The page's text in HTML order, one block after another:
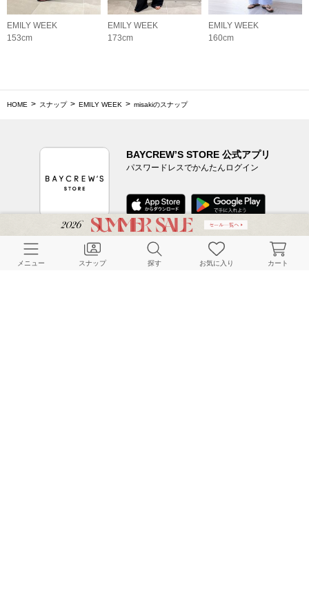
EMILY WEEK
153cm
EMILY WEEK
173cm
EMILY WEEK
160cm
HOME スナップ EMILY WEEK misakiのスナップ
BAYCREW’S STORE 公式アプリ
パスワードレスでかんたんログイン
CUSTOMER SERVICE
メニュー スナップ 探す お気に入り カート